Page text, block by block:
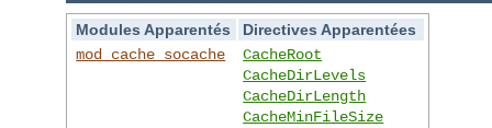
Modules Apparentés
Directives Apparentées
mod_cache_socache
CacheRoot
CacheDirLevels
CacheDirLength
CacheMinFileSize